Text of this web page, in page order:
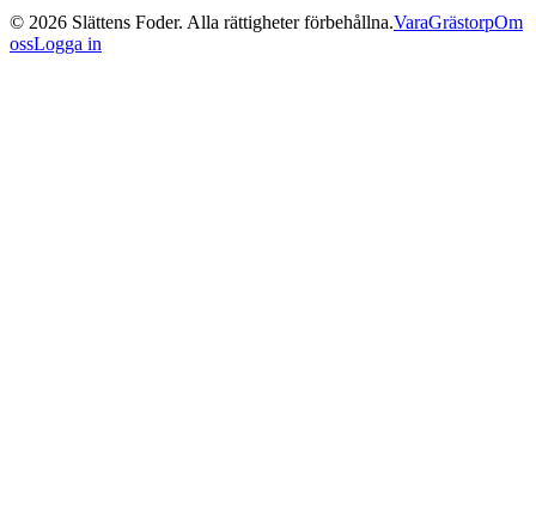
© 2026 Slättens Foder. Alla rättigheter förbehållna.VaraGrästorpOm
ossLogga in